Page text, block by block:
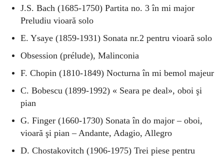
J.S. Bach (1685-1750) Partita no. 3 în mi major
Preludiu vioară solo
E. Ysaye (1859-1931) Sonata nr.2 pentru vioară solo
Obsession (prélude), Malinconia
F. Chopin (1810-1849) Nocturna în mi bemol majeur
C. Bobescu (1899-1992) « Seara pe deal», oboi şi
pian
G. Finger (1660-1730) Sonata în do major – oboi,
vioară şi pian –Andante, Adagio, Allegro
D. Chostakovitch (1906-1975) Trei piese pentru